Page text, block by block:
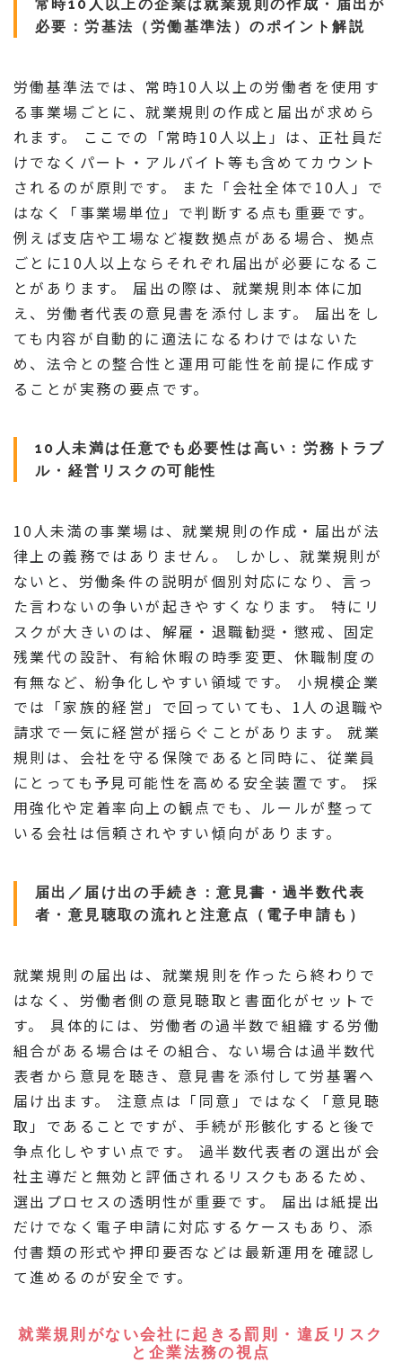
常時10人以上の企業は就業規則の作成・届出が
必要：労基法（労働基準法）のポイント解説
労働基準法では、常時10人以上の労働者を使用す
る事業場ごとに、就業規則の作成と届出が求めら
れます。 ここでの「常時10人以上」は、正社員だ
けでなくパート・アルバイト等も含めてカウント
されるのが原則です。 また「会社全体で10人」で
はなく「事業場単位」で判断する点も重要です。
例えば支店や工場など複数拠点がある場合、拠点
ごとに10人以上ならそれぞれ届出が必要になるこ
とがあります。 届出の際は、就業規則本体に加
え、労働者代表の意見書を添付します。 届出をし
ても内容が自動的に適法になるわけではないた
め、法令との整合性と運用可能性を前提に作成す
ることが実務の要点です。
10人未満は任意でも必要性は高い：労務トラブ
ル・経営リスクの可能性
10人未満の事業場は、就業規則の作成・届出が法
律上の義務ではありません。 しかし、就業規則が
ないと、労働条件の説明が個別対応になり、言っ
た言わないの争いが起きやすくなります。 特にリ
スクが大きいのは、解雇・退職勧奨・懲戒、固定
残業代の設計、有給休暇の時季変更、休職制度の
有無など、紛争化しやすい領域です。 小規模企業
では「家族的経営」で回っていても、1人の退職や
請求で一気に経営が揺らぐことがあります。 就業
規則は、会社を守る保険であると同時に、従業員
にとっても予見可能性を高める安全装置です。 採
用強化や定着率向上の観点でも、ルールが整って
いる会社は信頼されやすい傾向があります。
届出／届け出の手続き：意見書・過半数代表
者・意見聴取の流れと注意点（電子申請も）
就業規則の届出は、就業規則を作ったら終わりで
はなく、労働者側の意見聴取と書面化がセットで
す。 具体的には、労働者の過半数で組織する労働
組合がある場合はその組合、ない場合は過半数代
表者から意見を聴き、意見書を添付して労基署へ
届け出ます。 注意点は「同意」ではなく「意見聴
取」であることですが、手続が形骸化すると後で
争点化しやすい点です。 過半数代表者の選出が会
社主導だと無効と評価されるリスクもあるため、
選出プロセスの透明性が重要です。 届出は紙提出
だけでなく電子申請に対応するケースもあり、添
付書類の形式や押印要否などは最新運用を確認し
て進めるのが安全です。
就業規則がない会社に起きる罰則・違反リスク
と企業法務の視点